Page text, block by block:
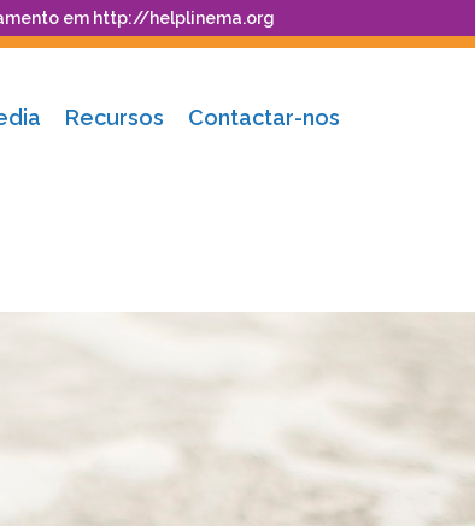
em http://helplinema.org
Recursos Contactar-nos